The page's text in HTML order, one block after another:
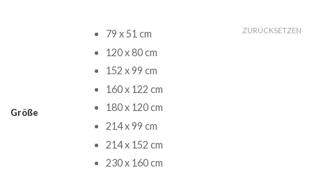
Größe
79 x 51 cm
120 x 80 cm
152 x 99 cm
160 x 122 cm
180 x 120 cm
214 x 99 cm
214 x 152 cm
230 x 160 cm
ZURÜCKSETZEN